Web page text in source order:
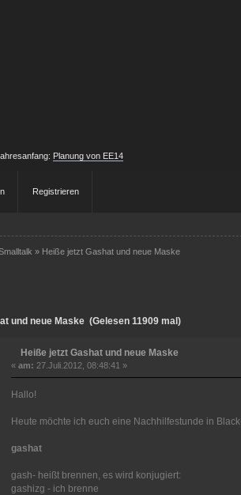
Planung von EE14
Registrieren
» Heiße jetzt Gashat und neue Maske
und neue Maske (Gelesen 11909 mal)
Heiße jetzt Gashat und neue Maske
« am: 27.Juli.2012, 08:48:41 »
Hallo!
Heute möchte ich euch eine Nachhilfestunde in
gashat
gash- heißt brennen, es wird konjugiert:
gashizg - ich brenne